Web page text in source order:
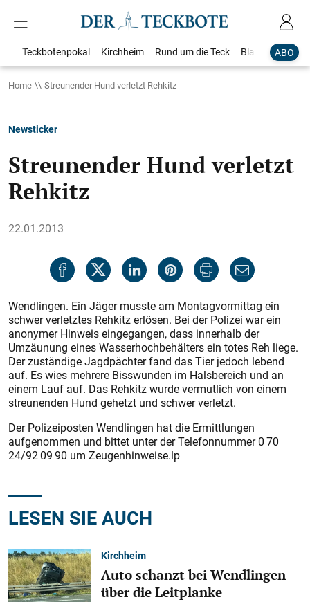
ABO
Teckbotenpokal Kirchheim Rund um die Teck Blaulicht
Home Streunender Hund verletzt Rehkitz
Newsticker
Streunender Hund verletzt
Rehkitz
22.01.2013
Wendlingen. Ein Jäger musste am Montagvormittag ein
schwer verletztes Rehkitz erlösen. Bei der Polizei war ein
anonymer Hinweis eingegangen, dass innerhalb der
Umzäunung eines Wasserhochbehälters ein totes Reh liege.
Der zuständige Jagdpächter fand das Tier jedoch lebend
auf. Es wies mehrere Bisswunden im Halsbereich und an
einem Lauf auf. Das Rehkitz wurde vermutlich von einem
streunenden Hund gehetzt und schwer verletzt.
Der Polizeiposten Wendlingen hat die Ermittlungen
aufgenommen und bittet unter der Telefonnummer 0 70
24/92 09 90 um Zeugenhinweise.lp
LESEN SIE AUCH
Kirchheim
Auto schanzt bei Wendlingen
über die Leitplanke